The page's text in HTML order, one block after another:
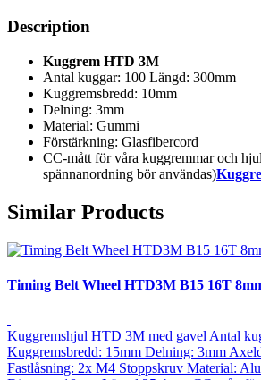
Description
Kuggrem HTD 3M
Antal kuggar: 100 Längd: 300mm
Kuggremsbredd: 10mm
Delning: 3mm
Material: Gummi
Förstärkning: Glasfibercord
CC-mått för våra kuggremmar och
spännanordning bör användas)
Similar Products
Timing Belt Wheel HTD3M B15 16T
Kuggremshjul HTD 3M med gavel Antal
Kuggremsbredd: 15mm Delning: 3mm
Fastlåsning: 2x M4 Stoppskruv Material: